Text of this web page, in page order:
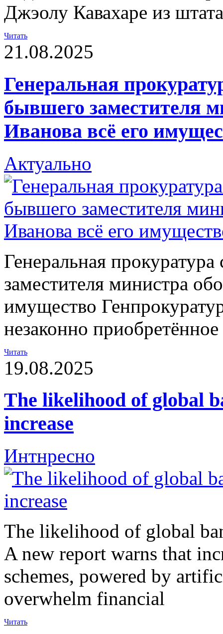
Джэолу Кавахаре из
Читать
21.08.2025
Генеральная
бывшего заместителя
Иванова всё его
Актуально
Генеральная
заместителя министра
имущество
незаконно
Читать
19.08.2025
The likelihood of global
increase
Интнресно
The likelihood of global
A new report warns that
schemes, powered by
overwhelm financial
Читать